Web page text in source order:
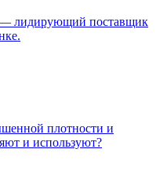
лидирующий поставщик
плотности и
и используют?